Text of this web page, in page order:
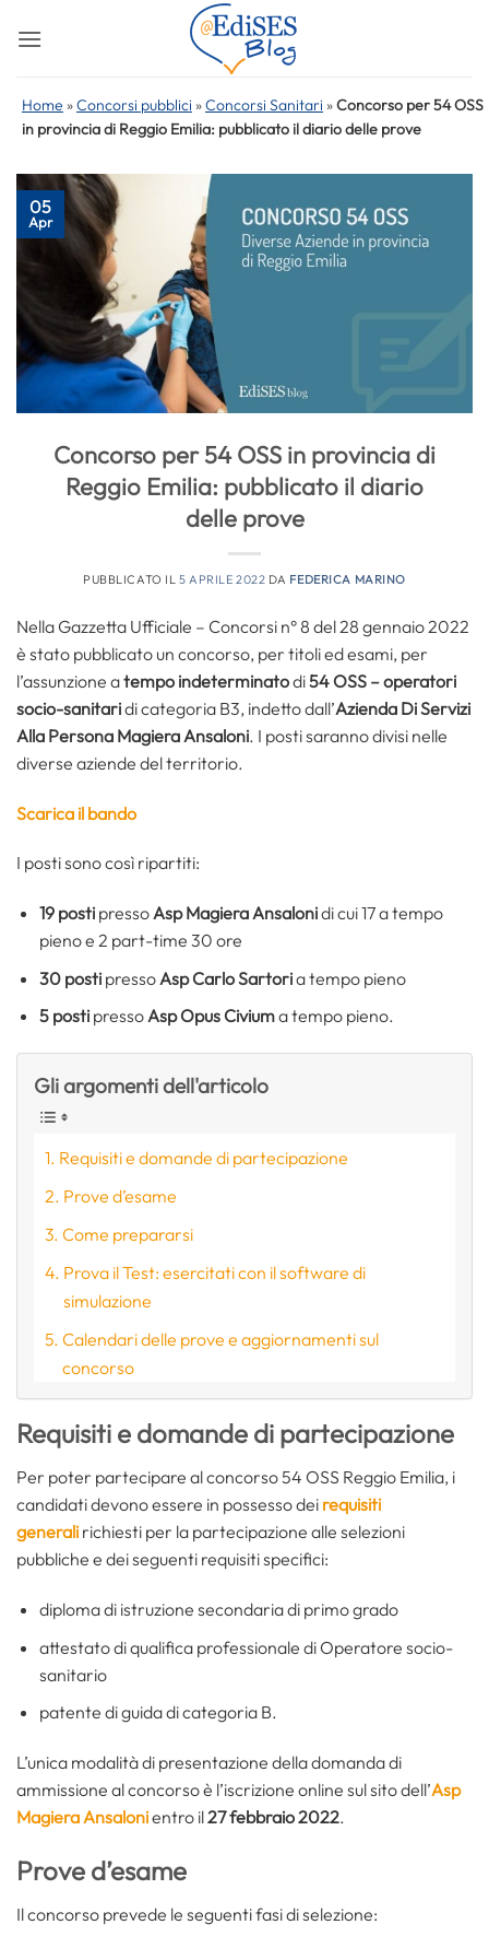
Home »Concorsi pubblici »Concorsi Sanitari »Concorso per 54 OSS
in provincia di Reggio Emilia: pubblicato il diario delle prove
05
Apr
Concorso per 54 OSS in provincia di
Reggio Emilia: pubblicato il diario
delle prove
PUBBLICATO IL 5 APRILE 2022 DA FEDERICA MARINO
Nella Gazzetta Ufficiale – Concorsi n° 8 del 28 gennaio 2022
è stato pubblicato un concorso, per titoli ed esami, per
l’assunzione atempo indeterminatodi54OSS –operatori
socio-sanitaridi categoria B3, indetto dall’Azienda Di Servizi
Alla Persona Magiera Ansaloni. I posti saranno divisi nelle
diverse aziende del territorio.
Scarica il bando
I posti sono così ripartiti:
19 posti pressoAsp Magiera Ansalonidi cui 17 a tempo
pieno e 2 part-time 30 ore
30 postipresso Asp Carlo Sartoria tempo pieno
5 posti pressoAsp Opus Civiuma tempo pieno.
Gli argomenti dell'articolo
Requisiti e domande di partecipazione
Prove d’esame
Come prepararsi
Prova il Test: esercitati con il software di
simulazione
Calendari delle prove e aggiornamenti sul
concorso
Requisiti e domande di partecipazione
Per poter partecipare al concorso 54 OSS Reggio Emilia, i
candidati devono essere in possesso dei requisiti
generali richiesti per la partecipazione alle selezioni
pubbliche e dei seguenti requisiti specifici:
diploma di istruzione secondaria di primo grado
attestato di qualifica professionale di Operatore socio-
sanitario
patente di guida di categoria B.
L’unica modalità di presentazione della domanda di
ammissione al concorso è l’iscrizione online sul sito dell’Asp
Magiera Ansalonientro il27 febbraio 2022.
Prove d’esame
Il concorso prevede le seguenti fasi di selezione: